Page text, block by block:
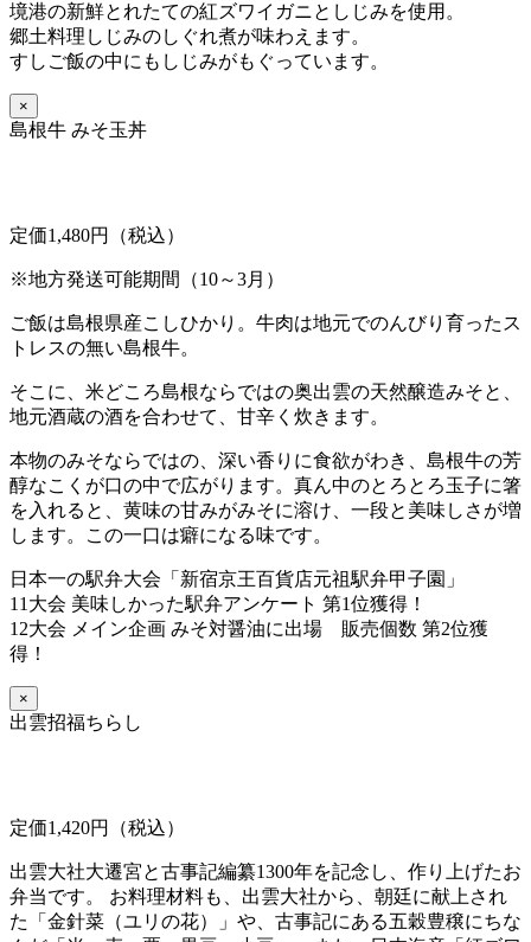
境港の新鮮とれたての紅ズワイガニとしじみを使用。
郷土料理しじみのしぐれ煮が味わえます。
すしご飯の中にもしじみがもぐっています。
×
島根牛 みそ玉丼
定価1,480円（税込）
※地方発送可能期間（10～3月）
ご飯は島根県産こしひかり。牛肉は地元でのんびり育ったス
トレスの無い島根牛。
そこに、米どころ島根ならではの奥出雲の天然醸造みそと、
地元酒蔵の酒を合わせて、甘辛く炊きます。
本物のみそならではの、深い香りに食欲がわき、島根牛の芳
醇なこくが口の中で広がります。真ん中のとろとろ玉子に箸
を入れると、黄味の甘みがみそに溶け、一段と美味しさが増
します。この一口は癖になる味です。
日本一の駅弁大会「新宿京王百貨店元祖駅弁甲子園」
11大会 美味しかった駅弁アンケート 第1位獲得！
12大会 メイン企画 みそ対醤油に出場 販売個数 第2位獲
得！
×
出雲招福ちらし
定価1,420円（税込）
出雲大社大遷宮と古事記編纂1300年を記念し、作り上げたお
弁当です。 お料理材料も、出雲大社から、朝廷に献上され
た「金針菜（ユリの花）」や、古事記にある五穀豊穣にちな